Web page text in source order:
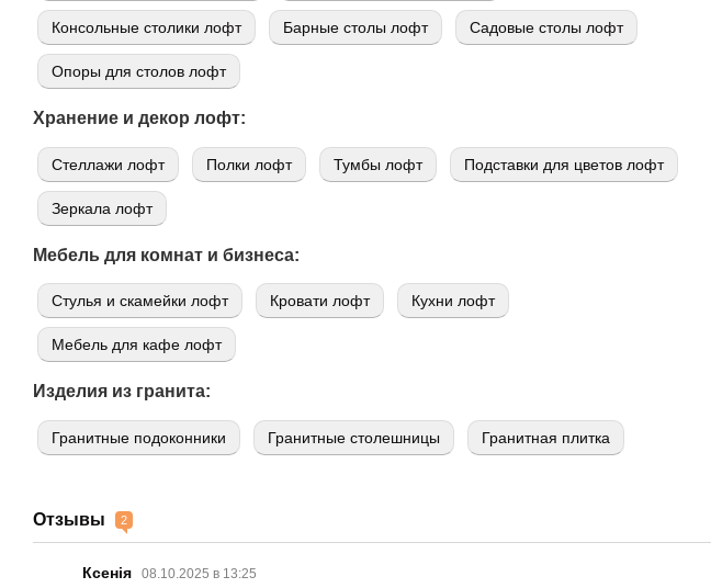
Консольные столики лофт Барные столы лофт Садовые столы лофт
Опоры для столов лофт
Хранение и декор лофт:
Стеллажи лофт Полки лофт Тумбы лофт Подставки для цветов лофт
Зеркала лофт
Мебель для комнат и бизнеса:
Стулья и скамейки лофт Кровати лофт Кухни лофт
Мебель для кафе лофт
Изделия из гранита:
Гранитные подоконники Гранитные столешницы Гранитная плитка
Отзывы 2
Ксенія 08.10.2025 в 13:25